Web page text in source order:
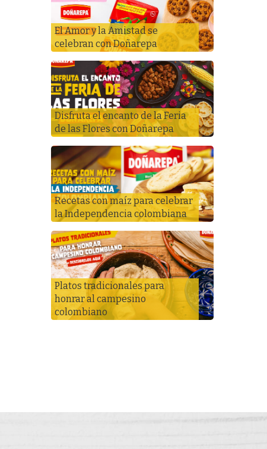
El Amor y la Amistad se
celebran con Doñarepa
Disfruta el encanto de la Feria
de las Flores con Doñarepa
Recetas con maíz para celebrar
la Independencia colombiana
Platos tradicionales para
honrar al campesino
colombiano